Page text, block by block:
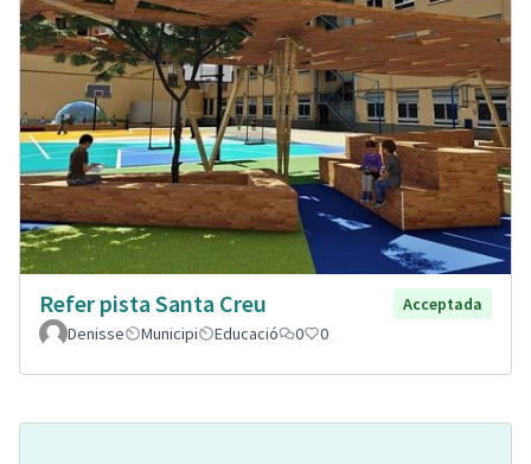
Refer pista Santa Creu
Acceptada
Denisse
Municipi Educació 0 0